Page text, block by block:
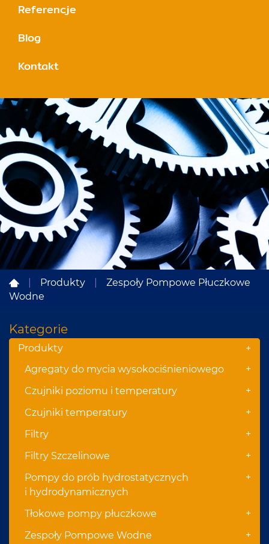
Referencje
Blog
Kontakt
Produkty
Zespoły Pompowe Płuczkowe
Wodne
Kategorie
Produkty +
Agregaty do mycia wysokociśnieniowego +
Czujniki poziomu i temperatury +
Czujniki temperatury +
Filtry +
Filtry Szczelinowe +
Pompy do prób hydrostatycznych
i hydrodynamicznych
+
Tłokowe pompy płuczkowe +
Zespoły Pompowe Wodne +